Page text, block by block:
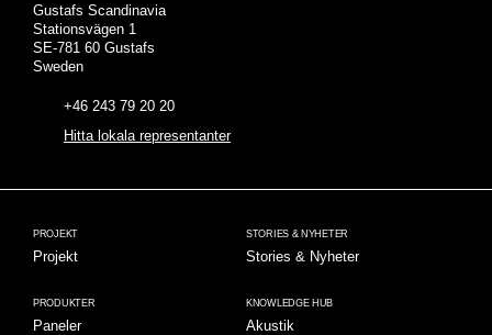
Gustafs Scandinavia
Stationsvägen 1
SE-781 60 Gustafs
Sweden
+46 243 79 20 20
Hitta lokala representanter
PROJEKT
Projekt
STORIES & NYHETER
Stories & Nyheter
PRODUKTER
Paneler
KNOWLEDGE HUB
Akustik